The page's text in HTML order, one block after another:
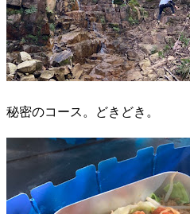
秘密のコース。どきどき。